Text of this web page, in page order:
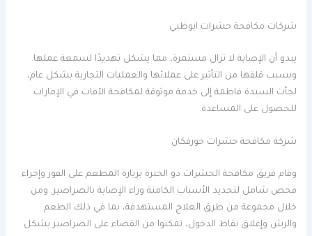
شركات مكافحة حشرات ابوظبي
يبدو أن الإصابة لا تزال مستمرة، مما يشكل تهديدًا لسمعة عملها.
وبسبب قلقها من التأثير على عملائها والعمليات التجارية بشكل عام،
لجأت السيدة فاطمة إلى خدمة موثوقة لمكافحة الآفات في الإمارات
للحصول على المساعدة.
شركة مكافحة حشرات خورفكان
وقام فريق مكافحة الحشرات ذو الخبرة بزيارة المطعم على الفور وإجراء
فحص شامل لتحديد الأسباب الكامنة وراء الإصابة بالصراصير. ومن
خلال مجموعة من طرق العلاج المستهدفة، بما في ذلك الطعم
والرش وإغلاق نقاط الدخول، تمكنوا من القضاء على الصراصير بشكل